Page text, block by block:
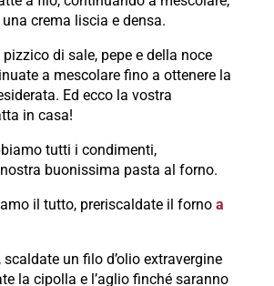
crema liscia e densa.
di sale, pepe e della noce
a mescolare fino a ottenere la
Ed ecco la vostra
in casa!
tutti i condimenti,
buonissima pasta al forno.
il tutto, preriscaldate il forno a
scaldate un filo d’olio extravergine
la cipolla e l’aglio finché saranno